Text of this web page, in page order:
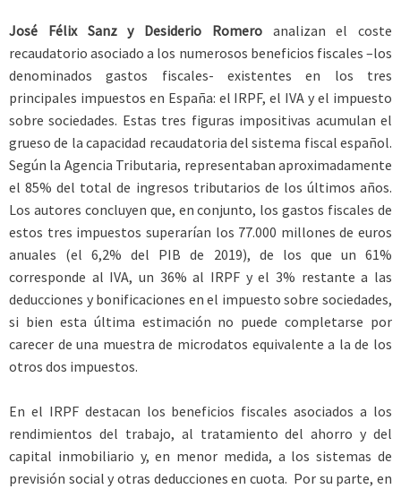
José Félix Sanz y Desiderio Romero analizan el coste
recaudatorio asociado a los numerosos beneficios fiscales –los
denominados gastos fiscales- existentes en los tres
principales impuestos en España: el IRPF, el IVA y el impuesto
sobre sociedades. Estas tres figuras impositivas acumulan el
grueso de la capacidad recaudatoria del sistema fiscal español.
Según la Agencia Tributaria, representaban aproximadamente
el 85% del total de ingresos tributarios de los últimos años.
Los autores concluyen que, en conjunto, los gastos fiscales de
estos tres impuestos superarían los 77.000 millones de euros
anuales (el 6,2% del PIB de 2019), de los que un 61%
corresponde al IVA, un 36% al IRPF y el 3% restante a las
deducciones y bonificaciones en el impuesto sobre sociedades,
si bien esta última estimación no puede completarse por
carecer de una muestra de microdatos equivalente a la de los
otros dos impuestos.
En el IRPF destacan los beneficios fiscales asociados a los
rendimientos del trabajo, al tratamiento del ahorro y del
capital inmobiliario y, en menor medida, a los sistemas de
previsión social y otras deducciones en cuota. Por su parte, en